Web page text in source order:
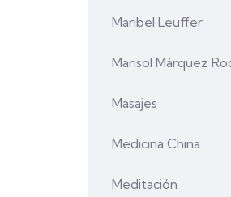
Maribel Leuffer
Marisol Márquez
Masajes
Medicina China
Meditación